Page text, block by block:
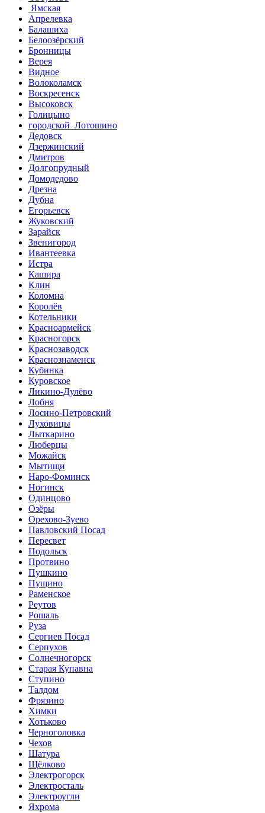
Ямская
Апрелевка
Балашиха
Белоозёрский
Бронницы
Верея
Видное
Волоколамск
Воскресенск
Высоковск
Голицыно
городской Лотошино
Дедовск
Дзержинский
Дмитров
Долгопрудный
Домодедово
Дрезна
Дубна
Егорьевск
Жуковский
Зарайск
Звенигород
Ивантеевка
Истра
Кашира
Клин
Коломна
Королёв
Котельники
Красноармейск
Красногорск
Краснозаводск
Краснознаменск
Кубинка
Куровское
Ликино-Дулёво
Лобня
Лосино-Петровский
Луховицы
Лыткарино
Люберцы
Можайск
Мытищи
Наро-Фоминск
Ногинск
Одинцово
Озёры
Орехово-Зуево
Павловский Посад
Пересвет
Подольск
Протвино
Пушкино
Пущино
Раменское
Реутов
Рошаль
Руза
Сергиев Посад
Серпухов
Солнечногорск
Старая Купавна
Ступино
Талдом
Фрязино
Химки
Хотьково
Черноголовка
Чехов
Шатура
Щёлково
Электрогорск
Электросталь
Электроугли
Яхрома